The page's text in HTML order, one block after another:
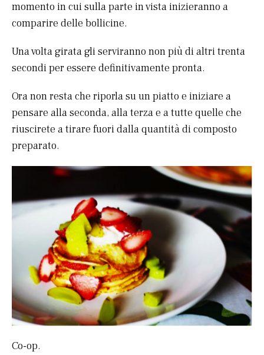
momento in cui sulla parte in vista inizieranno a
comparire delle bollicine.
Una volta girata gli serviranno non più di altri trenta
secondi per essere definitivamente pronta.
Ora non resta che riporla su un piatto e iniziare a
pensare alla seconda, alla terza e a tutte quelle che
riuscirete a tirare fuori dalla quantità di composto
preparato.
Co-op.